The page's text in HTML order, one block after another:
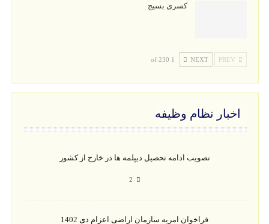
کسری بسیج
NEXT
1 of 230
اخبار نظام وظیفه
تصویب ادامه تحصیل دیپلمه ها در خارج از کشور
فراخوان امریه سازمان اراضی اعزام دی 1402